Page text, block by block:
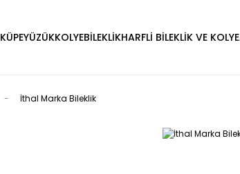
KÜPEYÜZÜKKOLYEBİLEKLİKHARFLİ BİLEKLİK VE KOLYE
İthal Marka Bileklik